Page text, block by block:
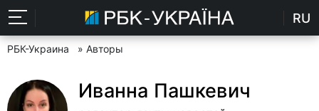
RU
РБК-Украина » Авторы
Иванна Пашкевич